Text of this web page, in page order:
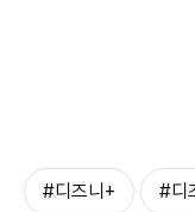
#디즈니+ #디